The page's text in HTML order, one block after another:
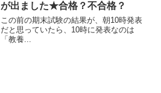
が出ました★合格？不合格？
この前の期末試験の結果が、朝10時発表
だと思っていたら、10時に発表なのは
「教養...